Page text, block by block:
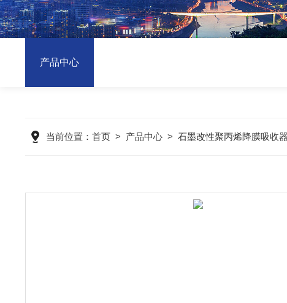
产品中心
当前位置： 首页> 产品中心> 石墨改性聚丙烯降膜吸收器